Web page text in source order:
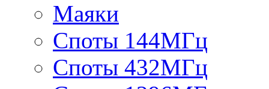
Маяки
Споты 144МГц
Споты 432МГц